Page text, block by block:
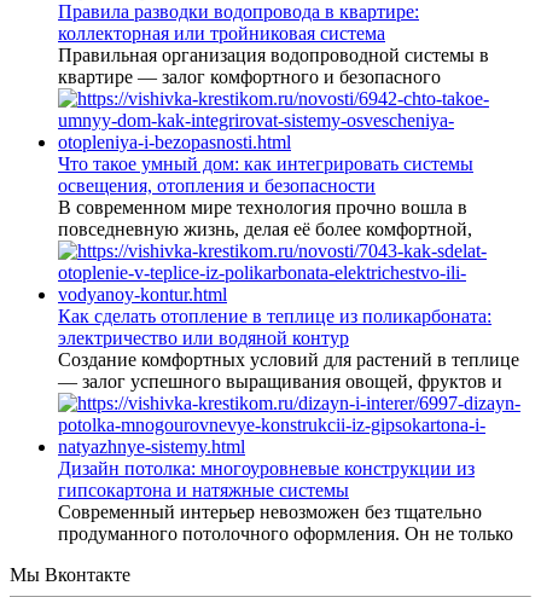
Правила разводки водопровода в квартире:
коллекторная или тройниковая система
Правильная организация водопроводной системы в
квартире — залог комфортного и безопасного
Что такое умный дом: как интегрировать системы
освещения, отопления и безопасности
В современном мире технология прочно вошла в
повседневную жизнь, делая её более комфортной,
Как сделать отопление в теплице из поликарбоната:
электричество или водяной контур
Создание комфортных условий для растений в теплице
— залог успешного выращивания овощей, фруктов и
Дизайн потолка: многоуровневые конструкции из
гипсокартона и натяжные системы
Современный интерьер невозможен без тщательно
продуманного потолочного оформления. Он не только
Мы Вконтакте